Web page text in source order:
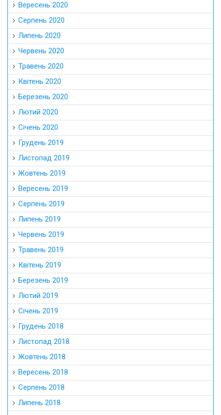
Вересень 2020
Серпень 2020
Липень 2020
Червень 2020
Травень 2020
Квітень 2020
Березень 2020
Лютий 2020
Січень 2020
Грудень 2019
Листопад 2019
Жовтень 2019
Вересень 2019
Серпень 2019
Липень 2019
Червень 2019
Травень 2019
Квітень 2019
Березень 2019
Лютий 2019
Січень 2019
Грудень 2018
Листопад 2018
Жовтень 2018
Вересень 2018
Серпень 2018
Липень 2018